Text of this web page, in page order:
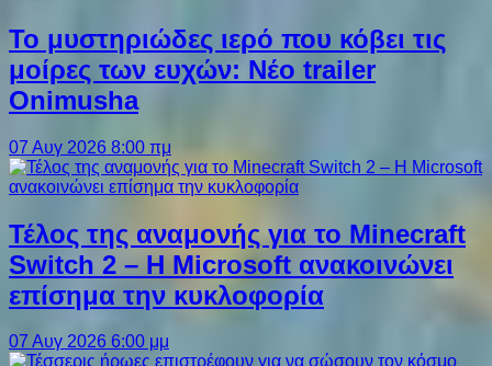
Το μυστηριώδες ιερό που κόβει τις
μοίρες των ευχών: Νέο trailer
Onimusha
07 Αυγ 2026 8:00 πμ
Τέλος της αναμονής για το Minecraft
Switch 2 – Η Microsoft ανακοινώνει
επίσημα την κυκλοφορία
07 Αυγ 2026 6:00 μμ